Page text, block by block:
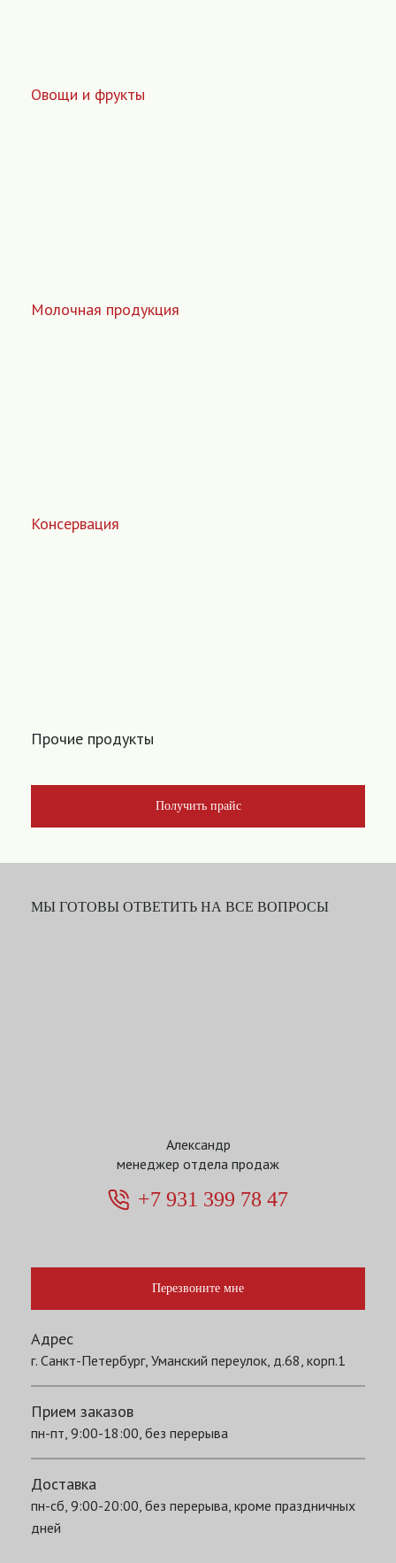
Овощи и фрукты
Молочная продукция
Консервация
Прочие продукты
Получить прайс
МЫ ГОТОВЫ ОТВЕТИТЬ НА ВСЕ ВОПРОСЫ
Александр
менеджер отдела продаж
+7 931 399 78 47
Перезвоните мне
Адрес
г. Санкт-Петербург, Уманский переулок, д.68, корп.1
Прием заказов
пн-пт, 9:00-18:00, без перерыва
Доставка
пн-сб, 9:00-20:00, без перерыва, кроме праздничных
дней